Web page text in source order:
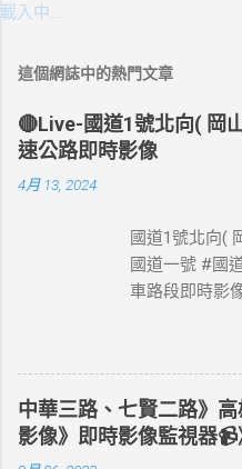
載入中…
這個網誌中的熱門文章
🔴Live-國道1號北向( 岡
速公路即時影像
4月 13, 2024
國道1號北向(
國道一號 #國
車路段即時影
#國道1號塞
高速公路即時
以免塞車。
政府網站資料
https://
中華三路、七賢二路》
影像》即時影像監視器📹